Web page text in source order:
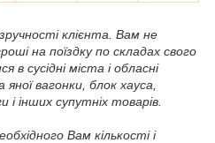
клієнта. Вам не
на поїздку по складах свого
в сусідні міста і обласні
вагонки, блок хауса,
і інших супутніх товарів.
Вам кількості і